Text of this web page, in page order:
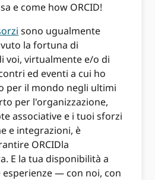
e come how ORCID!
sono ugualmente
la fortuna di
voi, virtualmente e/o di
ed eventi a cui ho
per il mondo negli ultimi
per l'organizzazione,
associative e i tuoi sforzi
e integrazioni, è
ORCIDla
E la tua disponibilità a
— con noi, con